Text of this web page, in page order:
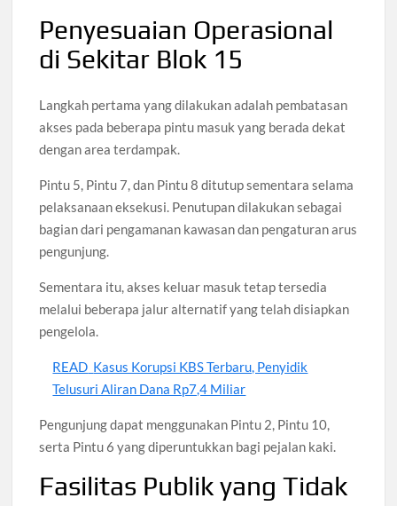
Penyesuaian Operasional
di Sekitar Blok 15
Langkah pertama yang dilakukan adalah pembatasan
akses pada beberapa pintu masuk yang berada dekat
dengan area terdampak.
Pintu 5, Pintu 7, dan Pintu 8 ditutup sementara selama
pelaksanaan eksekusi. Penutupan dilakukan sebagai
bagian dari pengamanan kawasan dan pengaturan arus
pengunjung.
Sementara itu, akses keluar masuk tetap tersedia
melalui beberapa jalur alternatif yang telah disiapkan
pengelola.
READ Kasus Korupsi KBS Terbaru, Penyidik
Telusuri Aliran Dana Rp7,4 Miliar
Pengunjung dapat menggunakan Pintu 2, Pintu 10,
serta Pintu 6 yang diperuntukkan bagi pejalan kaki.
Fasilitas Publik yang Tidak